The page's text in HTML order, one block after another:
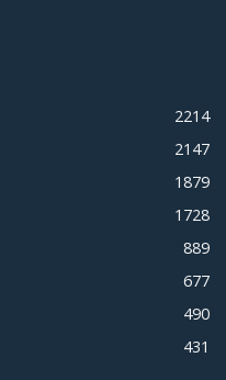
2214
2147
1879
1728
889
677
490
431